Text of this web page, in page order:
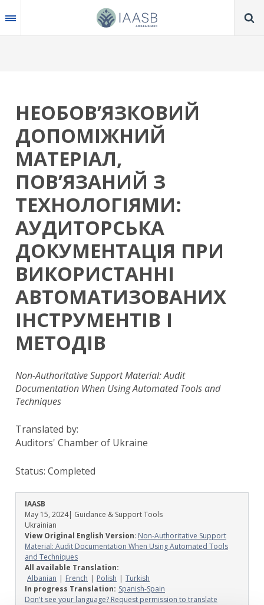
to
main
НЕОБОВ’ЯЗКОВИЙ
ДОПОМІЖНИЙ
МАТЕРІАЛ,
ПОВ’ЯЗАНИЙ З
ТЕХНОЛОГІЯМИ:
АУДИТОРСЬКА
ДОКУМЕНТАЦІЯ ПРИ
ВИКОРИСТАННІ
АВТОМАТИЗОВАНИХ
ІНСТРУМЕНТІВ І
МЕТОДІВ
Non-Authoritative Support Material: Audit
Documentation When Using Automated Tools and
Techniques
Translated by:
Auditors' Chamber of Ukraine
Status: Completed
IAASB
May 15, 2024| Guidance & Support Tools
Ukrainian
View Original English Version: Non-Authoritative Support
Material: Audit Documentation When Using Automated Tools
and Techniques
All available Translation:
Albanian
French Polish
Turkish
In progress Translation: Spanish-Spain
Don't see your language? Request permission to translate